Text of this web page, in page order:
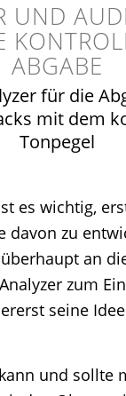
UND
ABGABE
für die
mit dem
Tonpegel
es wichtig,
davon zu
an
zum
seine
und sollte